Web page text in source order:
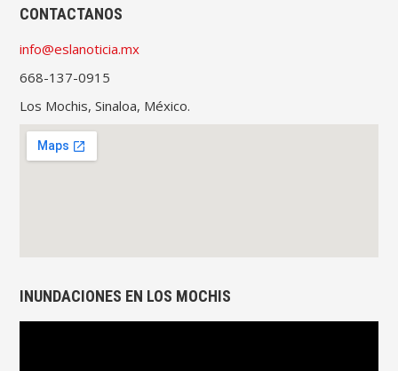
CONTACTANOS
info@eslanoticia.mx
668-137-0915
Los Mochis, Sinaloa, México.
INUNDACIONES EN LOS MOCHIS